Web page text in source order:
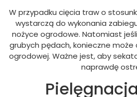
W przypadku cięcia traw o
wystarczą do wykonania
nożyce ogrodowe. Natomiast
grubych pędach, konieczne może
ogrodowej. Ważne jest, aby
naprawdę